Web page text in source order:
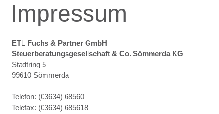
Impressum
ETL Fuchs & Partner GmbH
Steuerberatungsgesellschaft & Co. Sömmerda KG
Stadtring 5
99610 Sömmerda
Telefon: (03634) 68560
Telefax: (03634) 685618